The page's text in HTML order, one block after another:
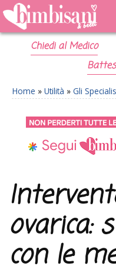
Chiedi al Medico
Home » Utilità » Gli
ovarica:
con le